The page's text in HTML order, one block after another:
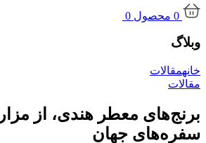
0 محصول 0
وبلاگ
خانهمقالات
مقالات
برنج‌های معطر هندی، از مزارع
سفره‌های جهان